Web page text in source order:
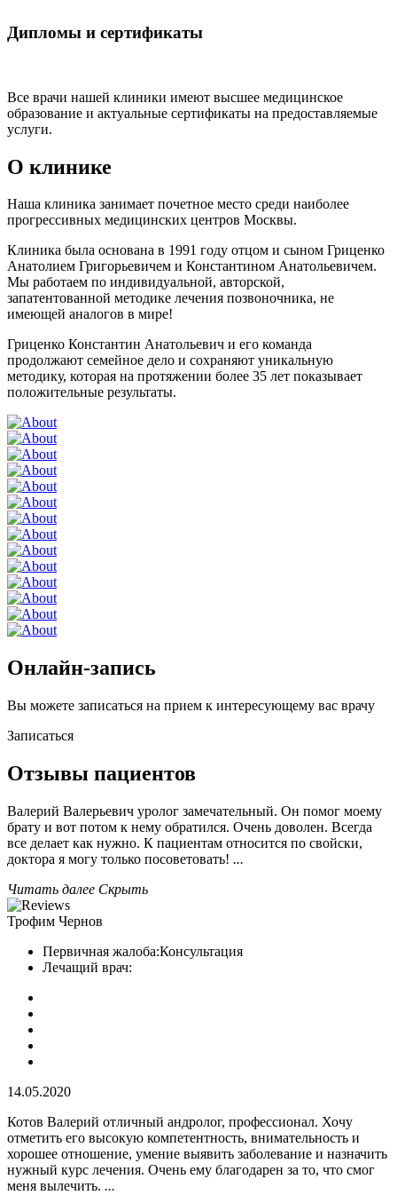
Дипломы и сертификаты
Все врачи нашей клиники имеют высшее медицинское
образование и актуальные сертификаты на предоставляемые
услуги.
О клинике
Наша клиника занимает почетное место среди наиболее
прогрессивных медицинских центров Москвы.
Клиника была основана в 1991 году отцом и сыном Гриценко
Анатолием Григорьевичем и Константином Анатольевичем.
Мы работаем по индивидуальной, авторской,
запатентованной методике лечения позвоночника, не
имеющей аналогов в мире!
Гриценко Константин Анатольевич и его команда
продолжают семейное дело и сохраняют уникальную
методику, которая на протяжении более 35 лет показывает
положительные результаты.
Онлайн-запись
Вы можете записаться на прием к интересующему вас врачу
Записаться
Отзывы пациентов
Валерий Валерьевич уролог замечательный. Он помог моему
брату и вот потом к нему обратился. Очень доволен. Всегда
все делает как нужно. К пациентам относится по свойски,
доктора я могу только посоветовать! ...
Читать далее Скрыть
Трофим Чернов
Первичная жалоба:Консультация
Лечащий врач:
14.05.2020
Котов Валерий отличный андролог, профессионал. Хочу
отметить его высокую компетентность, внимательность и
хорошее отношение, умение выявить заболевание и назначить
нужный курс лечения. Очень ему благодарен за то, что смог
меня вылечить. ...